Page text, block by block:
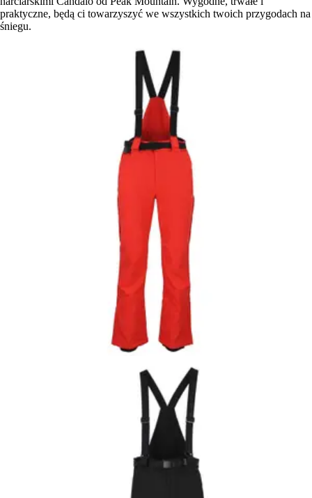
praktyczne, będą ci towarzyszyć we wszystkich twoich przygodach na
śniegu.